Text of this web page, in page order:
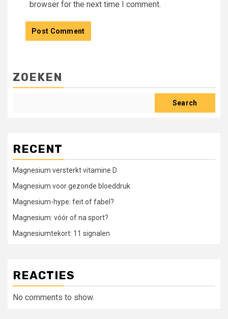
browser for the next time I comment.
ZOEKEN
Search
RECENT
Magnesium versterkt vitamine D
Magnesium voor gezonde bloeddruk
Magnesium-hype: feit of fabel?
Magnesium: vóór of na sport?
Magnesiumtekort: 11 signalen
REACTIES
No comments to show.